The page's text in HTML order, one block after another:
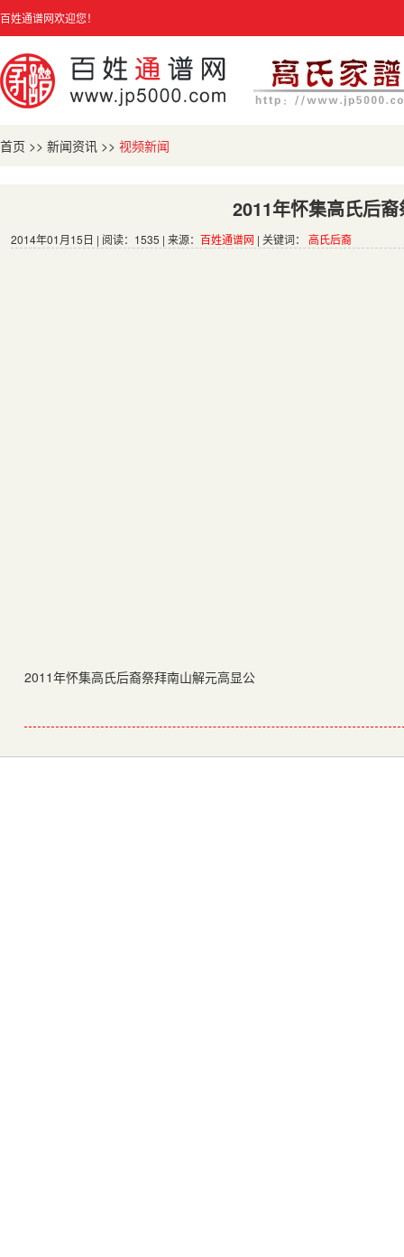
百姓通谱网欢迎您！
首页 >> 新闻资讯 >> 视频新闻
2011年怀集高氏后
2014年01月15日 | 阅读：1535 | 来源： 百姓通谱网 | 关键词： 高氏后裔
2011年怀集高氏后裔祭拜南山解元高显公